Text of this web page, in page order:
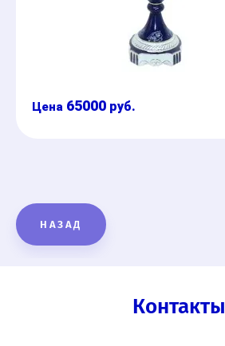
65000 руб.
НАЗАД
Контакты